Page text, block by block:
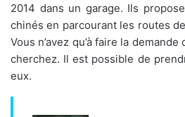
2014 dans un garage. Ils
chinés en parcourant les routes
Vous n’avez qu’à faire la
cherchez. Il est possible de
eux.